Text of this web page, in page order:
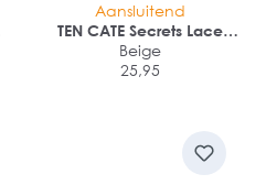
Aansluitend
TEN CATE Secrets Lace
women brazilian (1-pack)
Beige
25,95